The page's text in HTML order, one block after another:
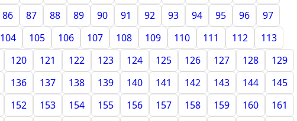
86 87 88 89 90 91 92 93 94 95 96
97
104 105 106 107 108 109 110 111 112
113
120 121 122 123 124 125 126 127 128
129
136 137 138 139 140 141 142 143 144
145
152 153 154 155 156 157 158 159 160
161